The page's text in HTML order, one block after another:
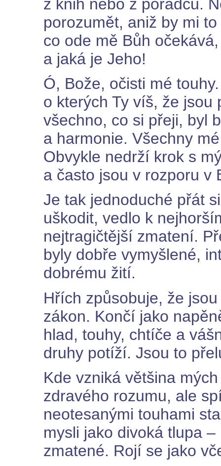
z knih nebo z poradců.
porozumět, aniž by mi
co ode mě Bůh
a jaká je Jeho!
Ó, Bože, očisti mé
o kterých Ty víš, že jsou
všechno, co si přeji, byl
a harmonie. Všechny
Obvykle nedrží krok s
a často jsou v rozporu v
Je tak jednoduché přát
uškodit, vedlo k
nejtragičtější zmatení.
byly dobře vymyšlené,
dobrému žití.
Hřích způsobuje, že
zákon. Končí jako
hlad, touhy, chtíče a
druhy potíží. Jsou to
Kde vzniká většina
zdravého rozumu, ale
neotesanými touhami
mysli jako divoká tlupa
zmatené. Rojí se jako